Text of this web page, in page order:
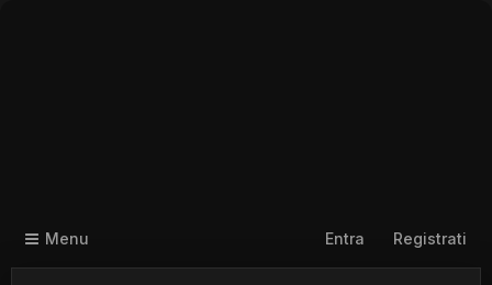
Menu Entra Registrati